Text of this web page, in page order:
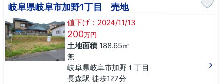
岐阜県岐阜市加野1丁目 売地
値下げ：2024/11/13
200万円
土地面積188.65㎡
無
岐阜県岐阜市加野１丁目
長森駅 徒歩127分